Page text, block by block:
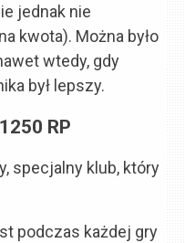
jednak nie
kwota). Można było
wtedy, gdy
był lepszy.
RP
specjalny klub, który
podczas każdej gry